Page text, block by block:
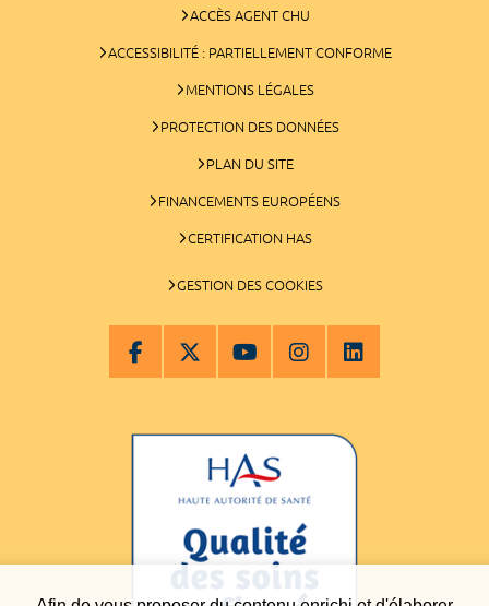
ACCÈS AGENT CHU
ACCESSIBILITÉ : PARTIELLEMENT CONFORME
MENTIONS LÉGALES
PROTECTION DES DONNÉES
PLAN DU SITE
FINANCEMENTS EUROPÉENS
CERTIFICATION HAS
GESTION DES COOKIES